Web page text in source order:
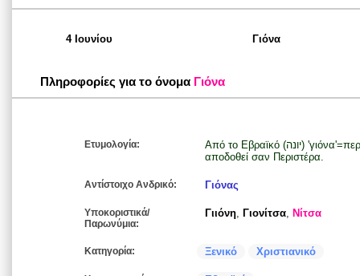
4 Ιουνίου Γιόνα
Πληροφορίες για το όνομα Γιόνα
Ετυμολογία:
Από το Εβραϊκό (יונה) 'γιόνα'=περιστέρι οπότε στα Ελληνικά θα μπορούσε να
αποδοθεί σαν Περιστέρα.
Αντίστοιχο Ανδρικό: Γιόνας
Υποκοριστικά/
Παρωνύμια:
Γιιόνη, Γιονίτσα, Νίτσα
Κατηγορία: Ξενικό Χριστιανικό